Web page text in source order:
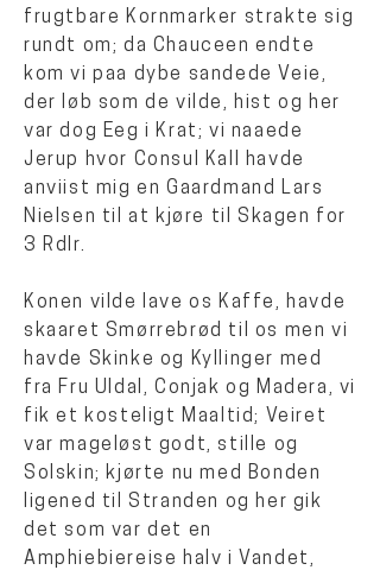
frugtbare Kornmarker strakte sig
rundt om; da Chauceen endte
kom vi paa dybe sandede Veie,
der løb som de vilde, hist og her
var dog Eeg i Krat; vi naaede
Jerup hvor Consul Kall havde
anviist mig en Gaardmand Lars
Nielsen til at kjøre til Skagen for
3 Rdlr.
Konen vilde lave os Kaffe, havde
skaaret Smørrebrød til os men vi
havde Skinke og Kyllinger med
fra Fru Uldal, Conjak og Madera, vi
fik et kosteligt Maaltid; Veiret
var mageløst godt, stille og
Solskin; kjørte nu med Bonden
ligened til Stranden og her gik
det som var det en
Amphiebiereise halv i Vandet,